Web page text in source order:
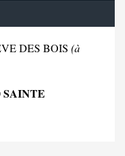
DES BOIS (à
SAINTE